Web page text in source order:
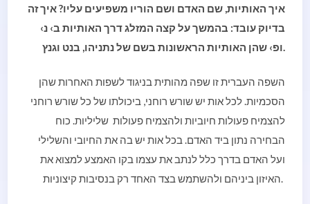
איך האותיות, שם האדם ושם הוריו משפיעים עליו? איך זה
בדיוק עובד: בהמשך על קצה המזלג דרך האותיות ב› נ›
השפה העברית זו שפה מהותית בניגוד לשפות האחרות שהן
הסכמיות. לכל אות יש שורש רוחני, ביכולתו של כל שורש רוחני
להצמיח פעולות חיוביות ולהצמיח פעולות שליליות. כוח
הבחירה נתון ביד האדם. בכל אות יש בה את החיובי והשלילי
ועל האדם בדרך כלל לנתב את עצמו בקו האמצע למצוא את
האיזון ביניהם ולהשתמש בצד האחד רק בנסיבות קיצוניות.